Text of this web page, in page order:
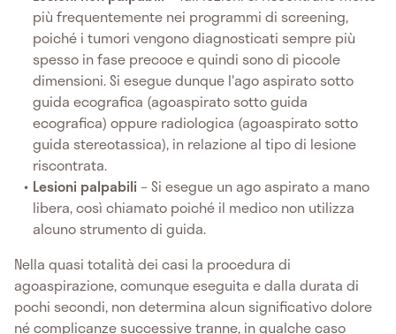
più frequentemente nei programmi di screening,
poiché i tumori vengono diagnosticati sempre più
spesso in fase precoce e quindi sono di piccole
dimensioni. Si esegue dunque l'ago aspirato sotto
guida ecografica (agoaspirato sotto guida
ecografica) oppure radiologica (agoaspirato sotto
guida stereotassica), in relazione al tipo di lesione
riscontrata.
Lesioni palpabili– Si esegue un ago aspirato a mano
libera, così chiamato poiché il medico non utilizza
alcuno strumento di guida.
Nella quasi totalità dei casi la procedura di
agoaspirazione, comunque eseguita e dalla durata di
pochi secondi, non determina alcun significativo dolore
né complicanze successive tranne, in qualche caso